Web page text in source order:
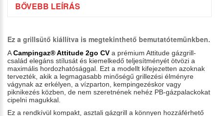
BŐVEBB LEÍRÁS
Ez a grillsütő kiállítva is megtekinthető bemutatótemünkben.
ACampingaz® Attitude 2go CV a prémium Attitude gázgrill-
család elegáns stílusát és kiemelkedő teljesítményét ötvözi a
maximális hordozhatósággal. Ezt a modellt kifejezetten azoknak
tervezték, akik a legmagasabb minőségű grillezési élményre
vágynak az erkélyen, a vízparton, kempingezéskor vagy
piknikezés közben, de nem szeretnének nehéz PB-gázpalackokat
cipelni magukkal.
Ez a rendkívül kompakt, asztali gázgrill a könnyen hozzáférhető